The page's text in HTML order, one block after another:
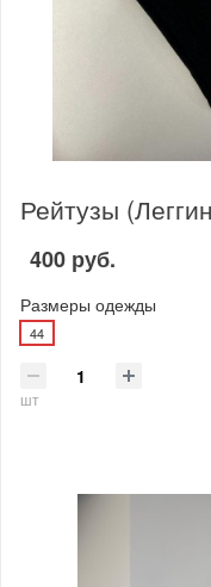
Рейтузы
400 руб.
Размеры одежды
44
шт